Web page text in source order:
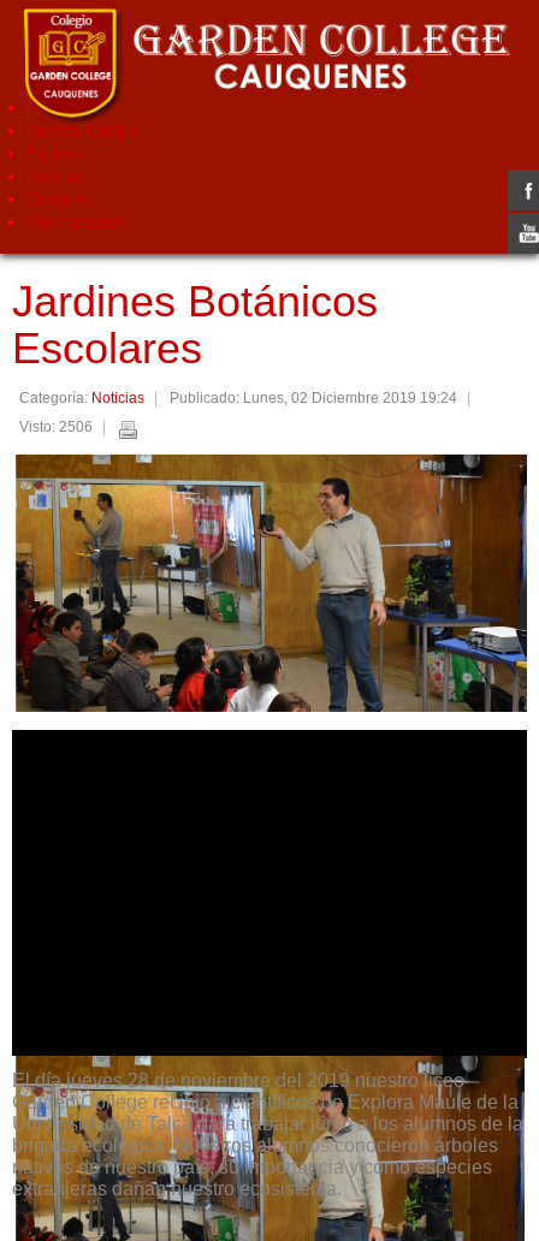
Home
Nuestro Colegio
Equipos
Noticias
Contacto
Informaciones
Jardines Botánicos
Escolares
Categoría: Noticias
Publicado: Lunes, 02 Diciembre 2019 19:24
Visto: 2506
El día jueves 28 de noviembre del 2019 nuestro liceo
Garden College recibió a científicos de Explora Maule de la
Universidad de Talca para trabajar junto a los alumnos de la
brigada ecológica. Nuestros alumnos conocieron árboles
nativos de nuestro país, su importancia y como especies
extranjeras dañan nuestro ecosistema.